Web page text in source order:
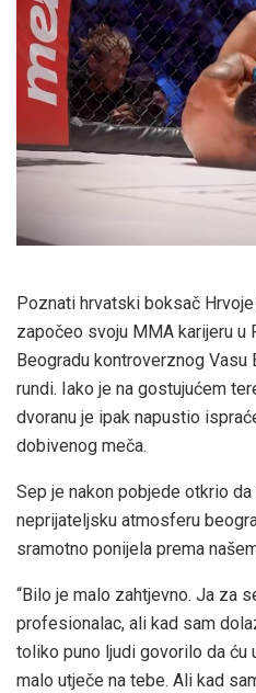
Poznati hrvatski boksač
započeo svoju MMA karijeru u
Beogradu kontroverznog Vasu
rundi. Iako je na gostujućem
dvoranu je ipak napustio
dobivenog meča.
Sep je nakon pobjede otkrio
neprijateljsku atmosferu
sramotno ponijela prema
“Bilo je malo zahtjevno. Ja za
profesionalac, ali kad sam
toliko puno ljudi govorilo da ću
malo utječe na tebe. Ali kad